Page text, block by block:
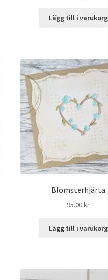
Lägg till i varukorg
Blomsterhjärta
95.00kr
Lägg till i varukorg